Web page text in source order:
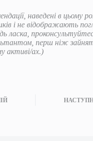
наведені в цьому
і не відображають
ласка,
перш ніж
активі/ах.)